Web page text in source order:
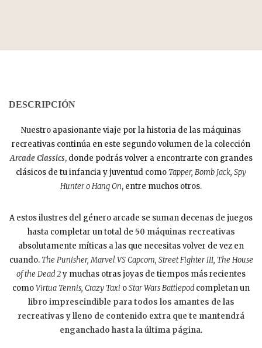
DESCRIPCIÓN
Nuestro apasionante viaje por la historia de las máquinas
recreativas continúa en este segundo volumen de la colección
Arcade Classics, donde podrás volver a encontrarte con grandes
clásicos de tu infancia y juventud comoTapper, Bomb Jack, Spy
Hunter o Hang On, entre muchos otros.
A estos ilustres del género arcade se suman decenas de juegos
hasta completar un total de 50 máquinas recreativas
absolutamente míticas a las que necesitas volver de vez en
cuando.The Punisher, Marvel VS Capcom, Street Fighter III, The House
of the Dead 2y muchas otras joyas de tiempos más recientes
comoVirtua Tennis, Crazy Taxi oStar Wars Battlepod completan un
libro imprescindible para todos los amantes de las
recreativas y lleno de contenido extra que te mantendrá
enganchado hasta la última página.